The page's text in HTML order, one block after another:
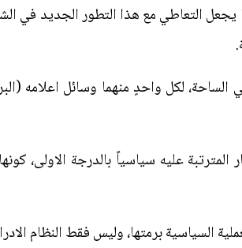
يجعل التعاطي مع هذا التطور الجديد في
لكل واحدٍ منهما وسائل اعلامه
المترتبة عليه سياسياً بالدرجة الاولى،
السياسية برمتها، وليس فقط النظام